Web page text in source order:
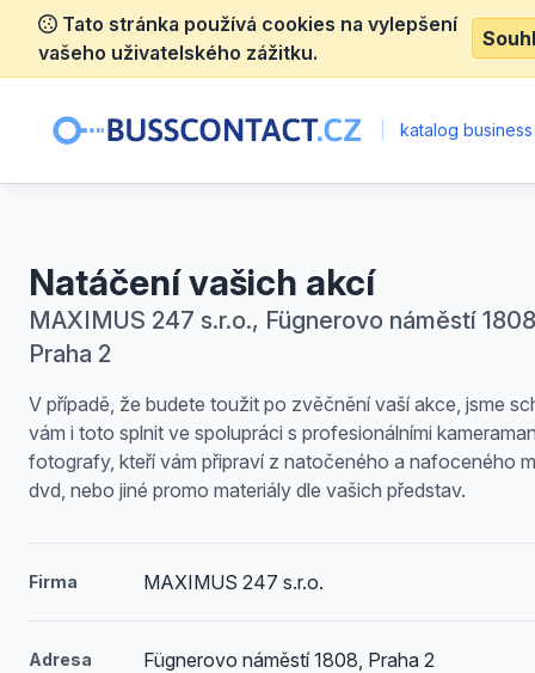
Tato stránka používá cookies na vylepšení
vašeho uživatelského zážitku.
katalog
Natáčení vašich akcí
MAXIMUS 247 s.r.o., Fügnerovo náměstí
Praha 2
V případě, že budete toužit po zvěčnění vaší akce, jsme
vám i toto splnit ve spolupráci s profesionálními
fotografy, kteří vám připraví z natočeného a nafoceného
dvd, nebo jiné promo materiály dle vašich představ.
Firma MAXIMUS 247 s.r.o.
Adresa Fügnerovo náměstí 1808, Praha 2